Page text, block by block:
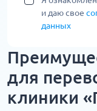
и даю свое
данных
для
клиники